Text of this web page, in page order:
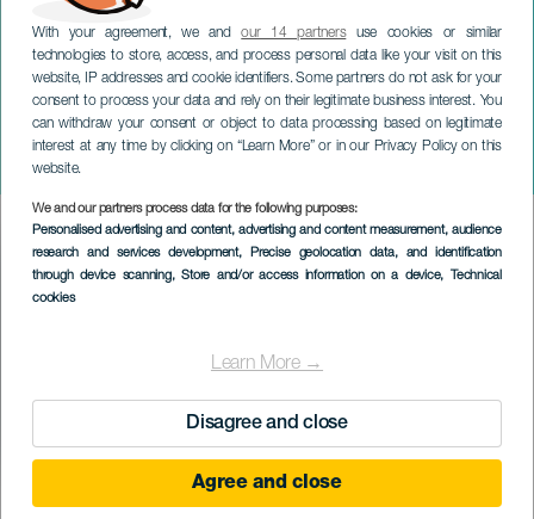
With your agreement, we andour 14 partnersuse cookies or similar
technologies to store, access, and process personal data like your visit on this
website, IP addresses and cookie identifiers. Some partners do not ask for your
consent to process your data and rely on their legitimate business interest. You
can withdraw your consent or object to data processing based on legitimate
interest at any time by clicking on “Learn More” or in our Privacy Policy on this
website.
We and our partners process data for the following purposes:
Personalised advertising and content, advertising and content measurement, audience
research and services development, Precise geolocation data, and identification
through device scanning, Store and/or access information on a device, Technical
cookies
Learn More →
Disagree and close
Agree and close
Временная выставка:
Яркие глубины
ГРАН-КАНАРИЯ
Imagen
Listado